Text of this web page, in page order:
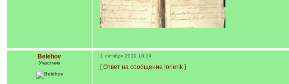
Belehov
Участник
1 октября 2019 18:34
[Ответ на сообщение lorierik]